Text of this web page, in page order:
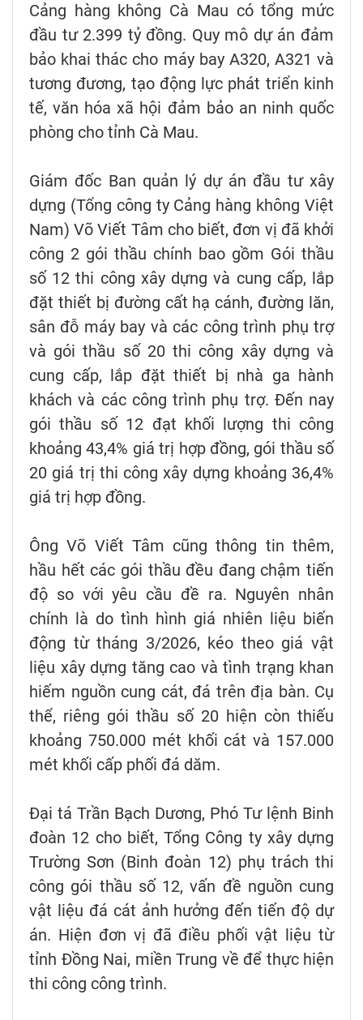
Cảng hàng không Cà Mau có tổng mức
đầu tư 2.399 tỷ đồng. Quy mô dự án đảm
bảo khai thác cho máy bay A320, A321 và
tương đương, tạo động lực phát triển kinh
tế, văn hóa xã hội đảm bảo an ninh quốc
phòng cho tỉnh Cà Mau.
Giám đốc Ban quản lý dự án đầu tư xây
dựng (Tổng công ty Cảng hàng không Việt
Nam) Võ Viết Tâm cho biết, đơn vị đã khởi
công 2 gói thầu chính bao gồm Gói thầu
số 12 thi công xây dựng và cung cấp, lắp
đặt thiết bị đường cất hạ cánh, đường lăn,
sân đỗ máy bay và các công trình phụ trợ
và gói thầu số 20 thi công xây dựng và
cung cấp, lắp đặt thiết bị nhà ga hành
khách và các công trình phụ trợ. Đến nay
gói thầu số 12 đạt khối lượng thi công
khoảng 43,4% giá trị hợp đồng, gói thầu số
20 giá trị thi công xây dựng khoảng 36,4%
giá trị hợp đồng.
Ông Võ Viết Tâm cũng thông tin thêm,
hầu hết các gói thầu đều đang chậm tiến
độ so với yêu cầu đề ra. Nguyên nhân
chính là do tình hình giá nhiên liệu biến
động từ tháng 3/2026, kéo theo giá vật
liệu xây dựng tăng cao và tình trạng khan
hiếm nguồn cung cát, đá trên địa bàn. Cụ
thể, riêng gói thầu số 20 hiện còn thiếu
khoảng 750.000 mét khối cát và 157.000
mét khối cấp phối đá dăm.
Đại tá Trần Bạch Dương, Phó Tư lệnh Binh
đoàn 12 cho biết, Tổng Công ty xây dựng
Trường Sơn (Binh đoàn 12) phụ trách thi
công gói thầu số 12, vấn đề nguồn cung
vật liệu đá cát ảnh hưởng đến tiến độ dự
án. Hiện đơn vị đã điều phối vật liệu từ
tỉnh Đồng Nai, miền Trung về để thực hiện
thi công công trình.